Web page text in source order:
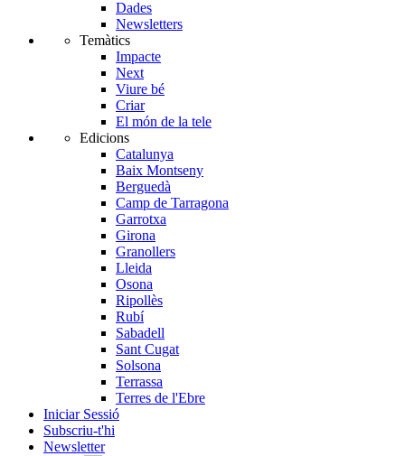
Dades
Newsletters
Temàtics
Impacte
Next
Viure bé
Criar
El món de la tele
Edicions
Catalunya
Baix Montseny
Berguedà
Camp de Tarragona
Garrotxa
Girona
Granollers
Lleida
Osona
Ripollès
Rubí
Sabadell
Sant Cugat
Solsona
Terrassa
Terres de l'Ebre
Iniciar Sessió
Subscriu-t'hi
Newsletter